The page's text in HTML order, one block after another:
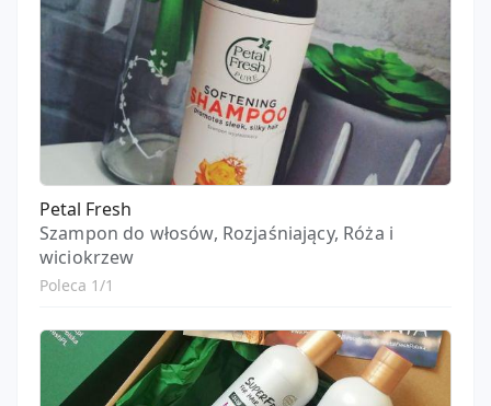
Petal Fresh
Szampon do włosów, Rozjaśniający, Róża i
wiciokrzew
Poleca 1/1